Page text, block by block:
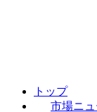
トップ
市場ニュ